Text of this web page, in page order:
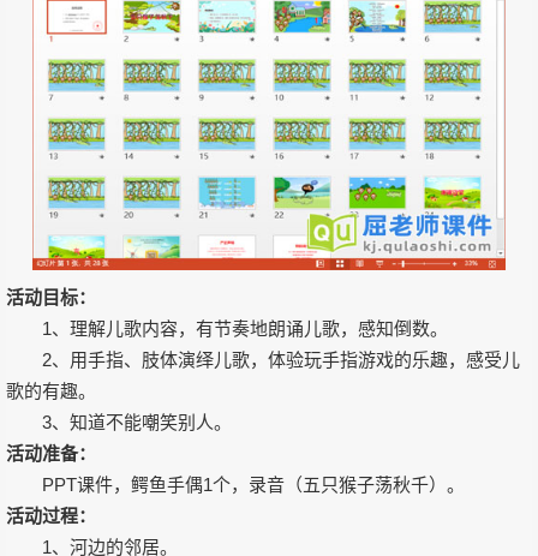
活动目标：
1、理解儿歌内容，有节奏地朗诵儿歌，感知倒数。
2、用手指、肢体演绎儿歌，体验玩手指游戏的乐趣，感受儿
歌的有趣。
3、知道不能嘲笑别人。
活动准备：
PPT课件，鳄鱼手偶1个，录音（五只猴子荡秋千）。
活动过程：
1、河边的邻居。